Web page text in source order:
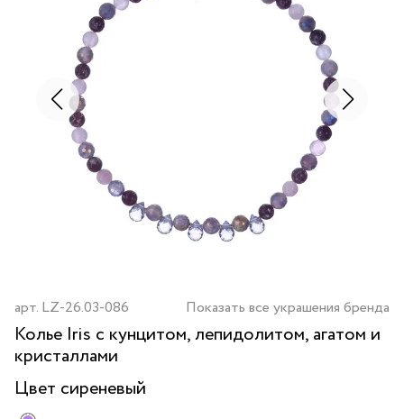
арт. LZ-26.03-086 Показать все украшения бренда
Колье Iris с кунцитом, лепидолитом, агатом и
кристаллами
Цвет сиреневый